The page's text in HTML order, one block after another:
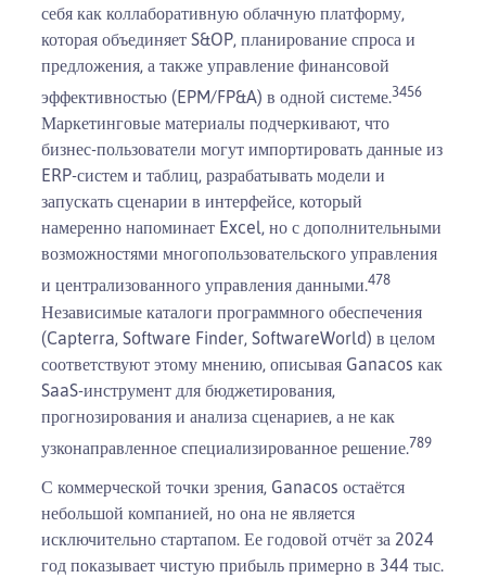
себя как коллаборативную облачную платформу,
которая объединяет S&OP, планирование спроса и
предложения, а также управление финансовой
эффективностью (EPM/FP&A) в одной системе.3456
Маркетинговые материалы подчеркивают, что
бизнес-пользователи могут импортировать данные из
ERP-систем и таблиц, разрабатывать модели и
запускать сценарии в интерфейсе, который
намеренно напоминает Excel, но с дополнительными
возможностями многопользовательского управления
и централизованного управления данными.478
Независимые каталоги программного обеспечения
(Capterra, Software Finder, SoftwareWorld) в целом
соответствуют этому мнению, описывая Ganacos как
SaaS-инструмент для бюджетирования,
прогнозирования и анализа сценариев, а не как
узконаправленное специализированное решение.789
С коммерческой точки зрения, Ganacos остаётся
небольшой компанией, но она не является
исключительно стартапом. Ее годовой отчёт за 2024
год показывает чистую прибыль примерно в 344 тыс.